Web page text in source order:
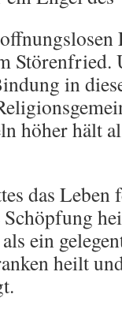
Störenfried.
in
höher hält
das Leben
ein
heilt